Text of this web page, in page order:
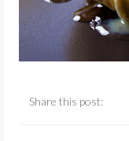
Share this post: